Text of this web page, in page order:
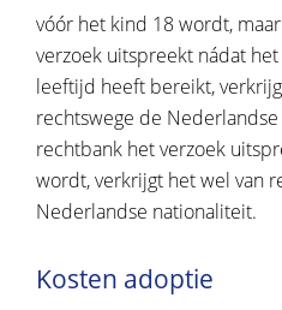
vóór het kind 18 wordt,
verzoek uitspreekt nádat
leeftijd heeft bereikt,
rechtswege de
rechtbank het verzoek
wordt, verkrijgt het wel van
Nederlandse nationaliteit.
Kosten adoptie